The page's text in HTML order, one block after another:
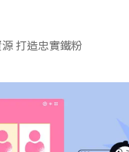
打造忠實鐵粉